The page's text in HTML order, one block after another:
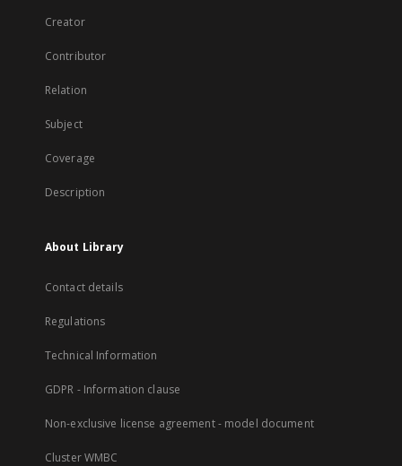
Creator
Contributor
Relation
Subject
Coverage
Description
About Library
Contact details
Regulations
Technical Information
GDPR - Information clause
Non-exclusive license agreement - model document
Cluster WMBC